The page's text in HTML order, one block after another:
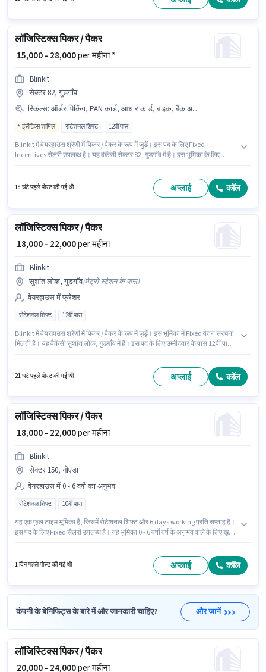
लॉजिस्टिक्स पिकर / पैकर
₹ 15,000 - 28,000per महीना *
Blinkit
सेक्टर 82, गुडगाँव
स्किल्स: ऑर्डर पिकिंग, PAN कार्ड, आधार कार्ड, बाइक, बैंक अकाउंट, पैकेजिंग और सॉर्टिंग, ऑर्डर प्रोसेसिंग
इंसेंटिव्स शामिल रोटेशनल शिफ्ट 12वीं पास
Blinkit में वेयरहाउस श्रेणी में पिकर / पैकर के रूप में जुड़ें। इस पद के लिए Fixed +
Incentives सैलरी उपलब्ध है। यह वैकेंसी सेक्टर 82, गुडगाँव में है। इस भूमिका के लिए
और कंपनी की नीतियों के अनुसार दिए जा सकते हैं।
18 घंटे पहले पोस्ट की गई थी अप्लाई कॉल
लॉजिस्टिक्स पिकर / पैकर
₹ 18,000 - 22,000per महीना
Blinkit
सुशांत लोक, गुडगाँव(मेट्रो स्टेशन के पास)
वेयरहाउस में फ्रेशर
रोटेशनल शिफ्ट 12वीं पास
Blinkit में वेयरहाउस श्रेणी में पिकर / पैकर के रूप में जुड़ें। इस भूमिका में Fixed वेतन संरचना
मिलती है। यह वैकेंसी सुशांत लोक, गुडगाँव में है। इस पद के लिए उम्मीदवार के पास 12वीं पास
सप्ताह है।
21 घंटे पहले पोस्ट की गई थी अप्लाई कॉल
लॉजिस्टिक्स पिकर / पैकर
₹ 18,000 - 22,000per महीना
Blinkit
सेक्टर 150, नोएडा
वेयरहाउस में 0 - 6 वर्षो का अनुभव
रोटेशनल शिफ्ट 10वीं पास
यह एक फुल टाइम भूमिका है, जिसमें रोटेशनल शिफ्ट और 6 days working प्रति सप्ताह है।
इस पद के लिए Fixed सैलरी उपलब्ध है। यह भूमिका 0 - 6 वर्षो वर्ष के अनुभव वाले के लिए खुली
पिकर / पैकर पद के लिए सक्रिय रूप से हायर कर रहा है।
1 दिन पहले पोस्ट की गई थी अप्लाई कॉल
कंपनी के बेनिफिट्स के बारे में और जानकारी चाहिए? और जानें
लॉजिस्टिक्स पिकर / पैकर
₹ 20,000 - 24,000per महीना